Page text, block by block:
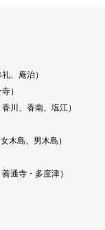
、庵治）
）
川、香南、塩江）
木島、男木島）
通寺・多度津）